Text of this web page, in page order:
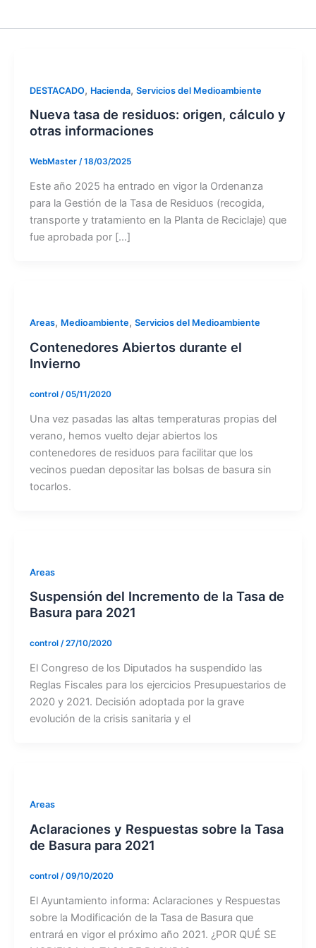
DESTACADO, Hacienda, Servicios del Medioambiente
Nueva tasa de residuos: origen, cálculo y
otras informaciones
WebMaster /18/03/2025
Este año 2025 ha entrado en vigor la Ordenanza
para la Gestión de la Tasa de Residuos (recogida,
transporte y tratamiento en la Planta de Reciclaje) que
fue aprobada por […]
Areas, Medioambiente, Servicios del Medioambiente
Contenedores Abiertos durante el
Invierno
control /05/11/2020
Una vez pasadas las altas temperaturas propias del
verano, hemos vuelto dejar abiertos los
contenedores de residuos para facilitar que los
vecinos puedan depositar las bolsas de basura sin
tocarlos.
Areas
Suspensión del Incremento de la Tasa de
Basura para 2021
control /27/10/2020
El Congreso de los Diputados ha suspendido las
Reglas Fiscales para los ejercicios Presupuestarios de
2020 y 2021. Decisión adoptada por la grave
evolución de la crisis sanitaria y el
Areas
Aclaraciones y Respuestas sobre la Tasa
de Basura para 2021
control /09/10/2020
El Ayuntamiento informa: Aclaraciones y Respuestas
sobre la Modificación de la Tasa de Basura que
entrará en vigor el próximo año 2021. ¿POR QUÉ SE